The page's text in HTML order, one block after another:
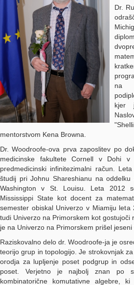
Dr.
na
kjer
mentorstvom Kena Browna.
Dr. Woodroofe-ova prva zaposlitev po
medicinske fakultete Cornell v Dohi
predmedicinski infinitezimalni račun.
študij pri Johnu Shareshianu na
Washington v St. Louisu. Leta 2012
Mississippi State kot docent za
semester obiskal Univerzo v Miamiju
tudi Univerzo na Primorskem kot gostujoči
je na Univerzo na Primorskem prišel
Raziskovalno delo dr. Woodroofe-ja je
teorijo grup in topologijo. Je strokovnjak
orodja za lupljenje poset podgrup in
poset. Verjetno je najbolj znan po
kombinatorične komutativne algebre,